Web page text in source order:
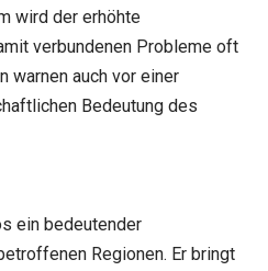
wird der erhöhte
verbundenen Probleme oft
warnen auch vor einer
Bedeutung des
ein bedeutender
Regionen. Er bringt